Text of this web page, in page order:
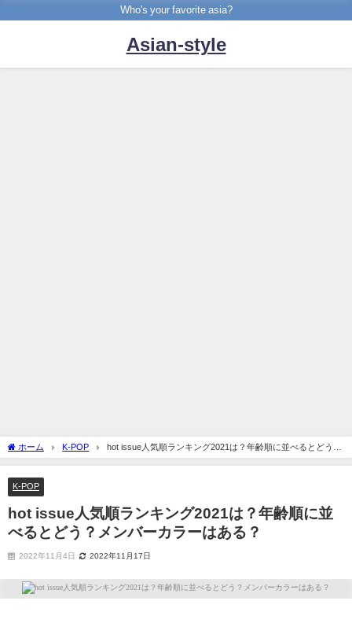
Who's your favorite asia?
Asian-style
ホーム K-POP
hot issue人気順ランキング2021は？年齢順に並べるとどう？
メンバーカラーはある？
K-POP
hot issue人気順ランキング2021は？年齢順に並
べるとどう？メンバーカラーはある？
2022年11月4日 2022年11月17日